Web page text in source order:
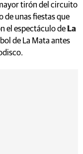
tirón del circuito
de unas fiestas que
el espectáculo de La
de La Mata antes